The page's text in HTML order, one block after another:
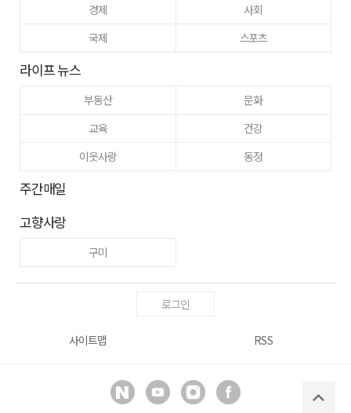
경제
사회
국제
스포츠
라이프 뉴스
부동산
문화
교육
건강
이웃사랑
동정
주간매일
고향사랑
구미
로그인
사이트맵 RSS